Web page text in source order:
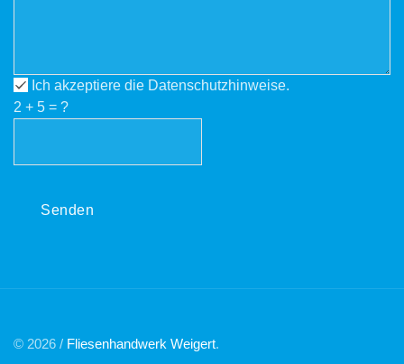
Ich akzeptiere die Datenschutzhinweise.
2 + 5 = ?
Senden
© 2026 / Fliesenhandwerk Weigert.